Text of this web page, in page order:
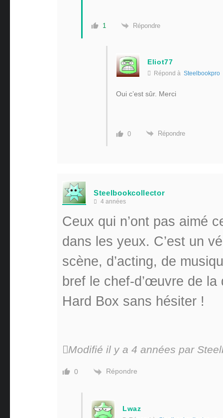
1 Répondre
Eliot77
Répond à Steelbookpro
Oui c’est sûr. Merci
0 Répondre
Steelbookcollector
4 années
Ceux qui n’ont pas aimé
dans les yeux. C’est un
scène, d’acting, de
bref le chef-d’œuvre de
Hard Box sans hésiter !
Modifié il y a 4 années par
0 Répondre
Lwaz